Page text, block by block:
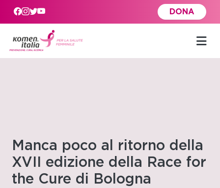
Skip to main content
DONA
Manca poco al ritorno della
XVII edizione della Race for
the Cure di Bologna